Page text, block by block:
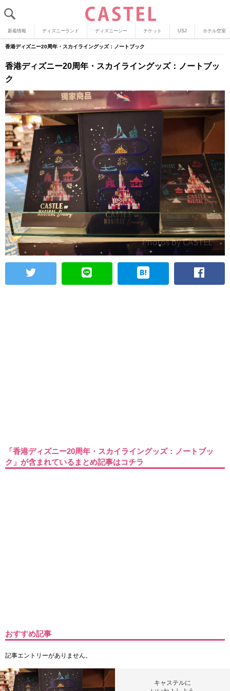
新着情報 ディズニーランド ディズニーシー チケット USJ ホテル空室
香港ディズニー20周年・スカイライングッズ：ノートブック
香港ディズニー20周年・スカイライングッズ：ノートブッ
ク
「香港ディズニー20周年・スカイライングッズ：ノートブッ
ク」が含まれているまとめ記事はコチラ
おすすめ記事
記事エントリーがありません。
キャステルに